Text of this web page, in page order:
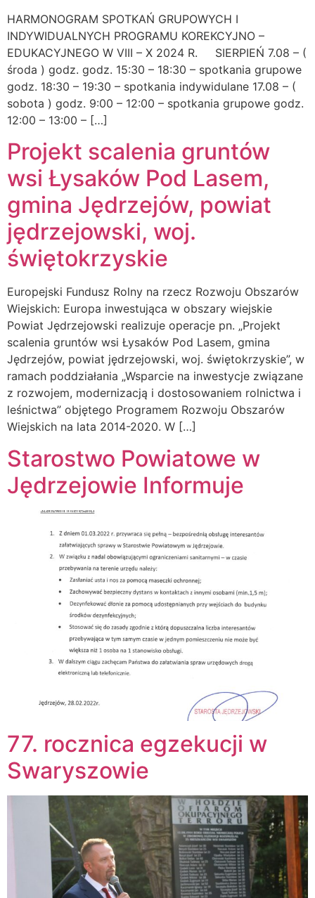
HARMONOGRAM SPOTKAŃ GRUPOWYCH I
INDYWIDUALNYCH PROGRAMU KOREKCYJNO –
EDUKACYJNEGO W VIII – X 2024 R. SIERPIEŃ 7.08 – (
środa ) godz. godz. 15:30 – 18:30 – spotkania grupowe
godz. 18:30 – 19:30 – spotkania indywidulane 17.08 – (
sobota ) godz. 9:00 – 12:00 – spotkania grupowe godz.
12:00 – 13:00 – […]
Projekt scalenia gruntów
wsi Łysaków Pod Lasem,
gmina Jędrzejów, powiat
jędrzejowski, woj.
świętokrzyskie
Europejski Fundusz Rolny na rzecz Rozwoju Obszarów
Wiejskich: Europa inwestująca w obszary wiejskie
Powiat Jędrzejowski realizuje operacje pn. „Projekt
scalenia gruntów wsi Łysaków Pod Lasem, gmina
Jędrzejów, powiat jędrzejowski, woj. świętokrzyskie”, w
ramach poddziałania „Wsparcie na inwestycje związane
z rozwojem, modernizacją i dostosowaniem rolnictwa i
leśnictwa” objętego Programem Rozwoju Obszarów
Wiejskich na lata 2014-2020. W […]
Starostwo Powiatowe w
Jędrzejowie Informuje
77. rocznica egzekucji w
Swaryszowie